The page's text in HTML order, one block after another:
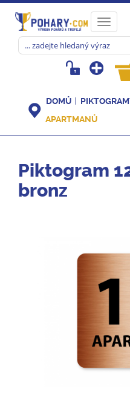
Toggle
DOMŮ
APARTMANŮ
Piktogram
bronz